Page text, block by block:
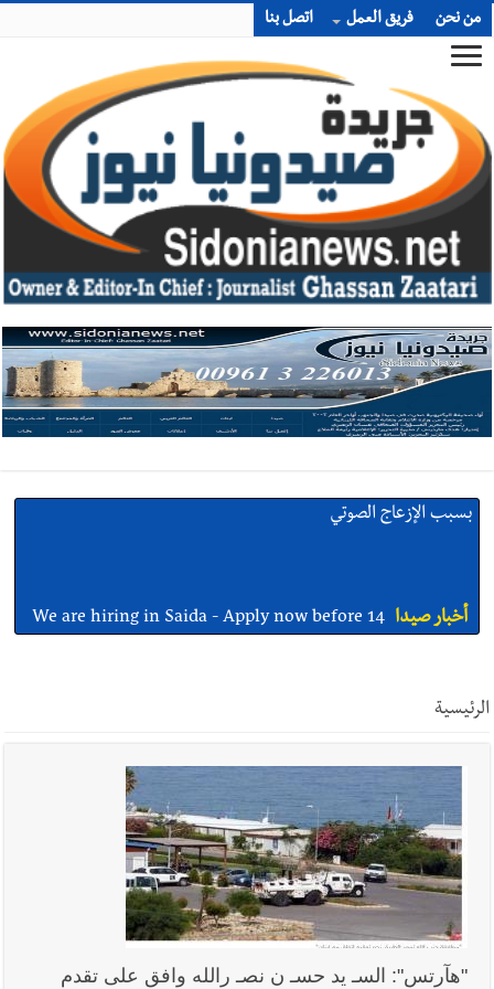
من نحن فريق العمل اتصل بنا
أخبار صيدا We are hiring in Saida - Apply now before 14
أخبار صيدا
بالصور : بلدية صيدا تستقبل السيد محمد زيدان:
استعراض شامل لمشاريع وتأكيدٌ على حماية القيمة التراثية للمدينة
القديمة
أخبار صيدا عمر مرجان يطلق أكاديمية نادي الحرية لكرة القدم
الرئيسية
"هآرتس": السـ يد حسـ ن نصـ رالله وافق على تقدم